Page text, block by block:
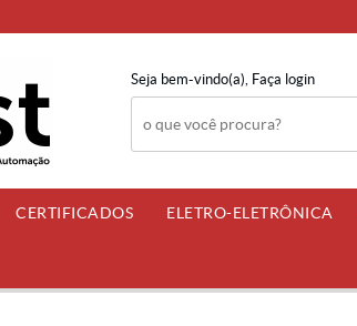
Seja bem-vindo(a), Faça login
CERTIFICADOS ELETRO-ELETRÔNICA